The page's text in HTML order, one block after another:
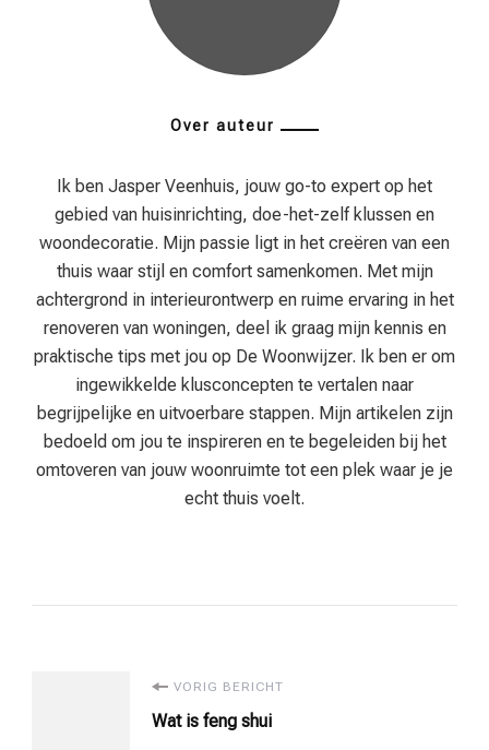
Over auteur
Ik ben Jasper Veenhuis, jouw go-to expert op het
gebied van huisinrichting, doe-het-zelf klussen en
woondecoratie. Mijn passie ligt in het creëren van een
thuis waar stijl en comfort samenkomen. Met mijn
achtergrond in interieurontwerp en ruime ervaring in het
renoveren van woningen, deel ik graag mijn kennis en
praktische tips met jou op De Woonwijzer. Ik ben er om
ingewikkelde klusconcepten te vertalen naar
begrijpelijke en uitvoerbare stappen. Mijn artikelen zijn
bedoeld om jou te inspireren en te begeleiden bij het
omtoveren van jouw woonruimte tot een plek waar je je
echt thuis voelt.
Bericht VORIG BERICHT
Wat is feng shui